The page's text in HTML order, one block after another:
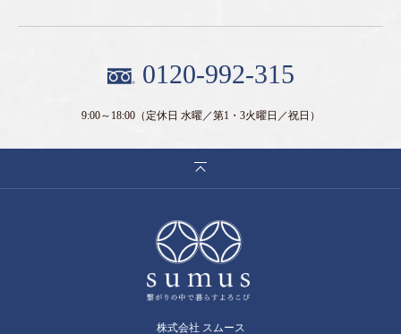
0120-992-315
9:00～18:00（定休日 水曜／第1・3火曜日／祝日）
株式会社 スムース